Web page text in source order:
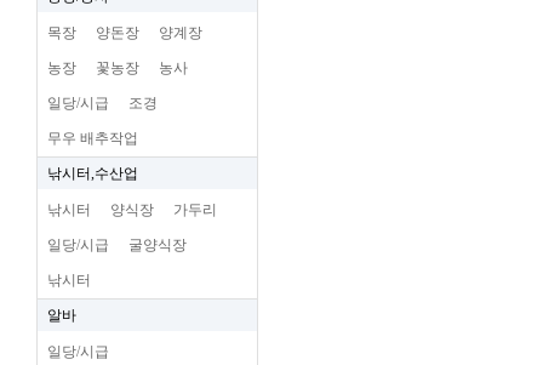
목장 양돈장 양계장
농장 꽃농장 농사
일당/시급 조경
무우 배추작업
낚시터,수산업
낚시터 양식장 가두리
일당/시급 굴양식장
낚시터
알바
일당/시급